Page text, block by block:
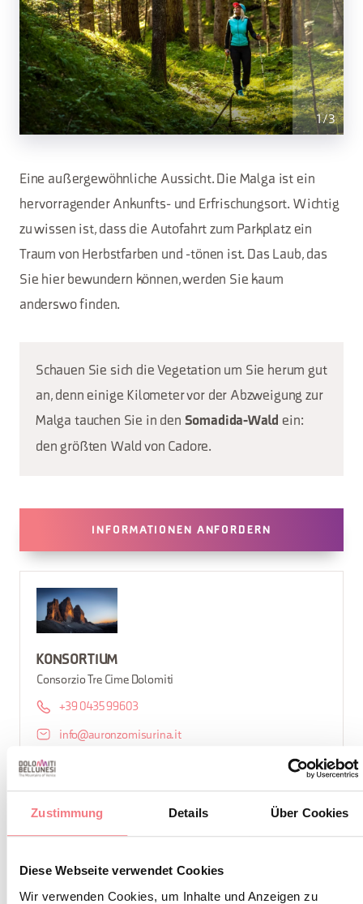
Zustimmung Details Über Cookies
Diese Webseite verwendet Cookies
Wir verwenden Cookies, um Inhalte und Anzeigen zu
1/3
Eine außergewöhnliche Aussicht. Die Malga ist ein
hervorragender Ankunfts- und Erfrischungsort. Wichtig
zu wissen ist, dass die Autofahrt zum Parkplatz ein
Traum von Herbstfarben und -tönen ist. Das Laub, das
Sie hier bewundern können, werden Sie kaum
anderswo finden.
Schauen Sie sich die Vegetation um Sie herum gut
an, denn einige Kilometer vor der Abzweigung zur
Malga tauchen Sie in den Somadida-Wald ein:
den größten Wald von Cadore.
INFORMATIONEN ANFORDERN
KONSORTIUM
Consorzio Tre Cime Dolomiti
+39 0435 99603
info@auronzomisurina.it
So erreichen Sie uns